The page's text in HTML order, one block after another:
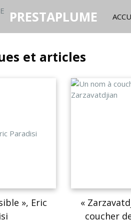
PRESTAPLUME
et articles
», Eric
«
coucher